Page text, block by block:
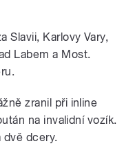
Slavii, Karlovy Vary,
Labem a Most.
zranil při inline
na invalidní vozík.
dvě dcery.